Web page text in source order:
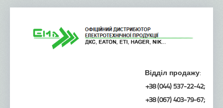
Відділ продажу:
+38 (044) 537-22-42;
+38 (067) 403-79-67;